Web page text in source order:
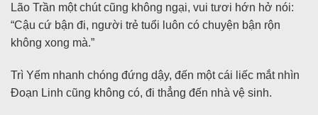
Lão Trần một chút cũng không ngại, vui tươi hớn hở nói:
“Cậu cứ bận đi, người trẻ tuổi luôn có chuyện bận rộn
không xong mà.”
Trì Yếm nhanh chóng đứng dậy, đến một cái liếc mắt nhìn
Đoạn Linh cũng không có, đi thẳng đến nhà vệ sinh.